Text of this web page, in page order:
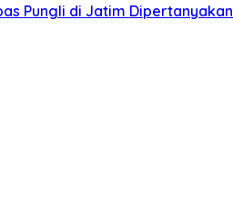
Pungli di Jatim Dipertanyakan